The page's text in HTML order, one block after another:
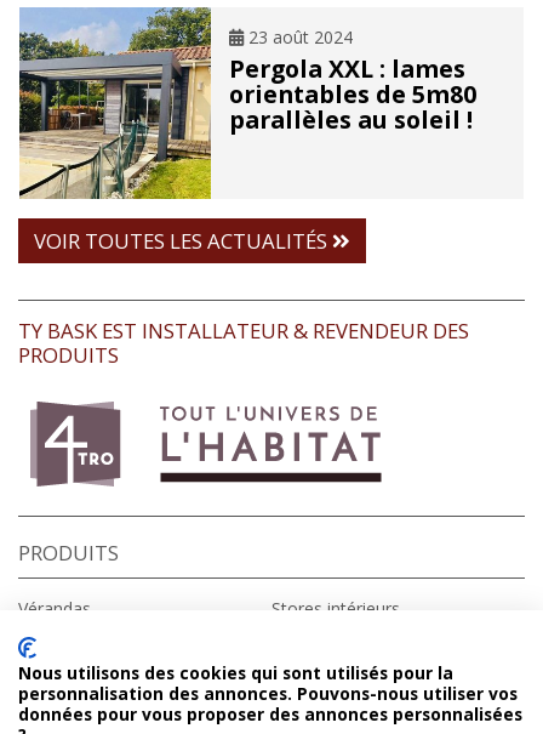
23 août 2024
Pergola XXL : lames
orientables de 5m80
parallèles au soleil !
VOIR TOUTES LES ACTUALITÉS
TY BASK EST INSTALLATEUR & REVENDEUR DES
PRODUITS
PRODUITS
Vérandas
Fenêtres
Portes d’entrée
Volets roulants
Volets battants
Stores intérieurs
Portails
Domotique
Nous utilisons des cookies qui sont utilisés pour la
personnalisation des annonces. Pouvons-nous utiliser vos
données pour vous proposer des annonces personnalisées